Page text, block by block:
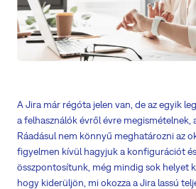
A Jira már régóta jelen van, de az egyik
a felhasználók évről évre megismételnek,
Ráadásul nem könnyű meghatározni az
figyelmen kívül hagyjuk a konfigurációt
összpontosítunk, még mindig sok helyet
hogy kiderüljön, mi okozza a Jira lassú